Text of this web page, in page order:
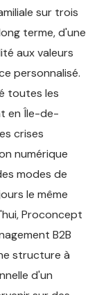
sur trois
terme, d'une
aux valeurs
personnalisé.
toutes les
en Île-de-
crises
numérique
modes de
le même
Proconcept
B2B
structure à
d'un